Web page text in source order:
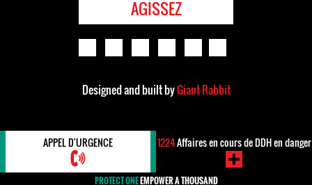
AGISSEZ
Designed and built byGiant Rabbit
APPEL D'URGENCE 1224Affaires en cours de DDH en danger
PROTECT ONEEMPOWER A THOUSAND